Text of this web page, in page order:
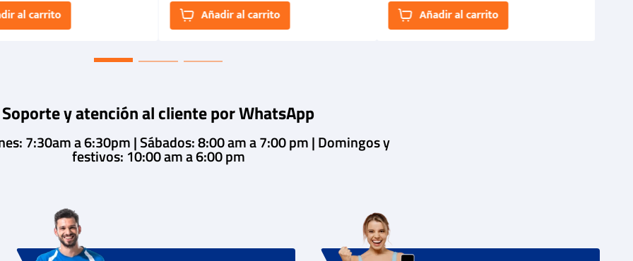
al carrito
un estilo de...Añadir al carrito Añadir al carrito
Soporte y atención al cliente por WhatsApp
7:30am a 6:30pm | Sábados: 8:00 am a 7:00 pm | Domingos y
festivos: 10:00 am a 6:00 pm